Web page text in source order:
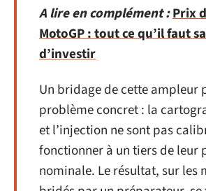
A lire en complément :Prix
MotoGP : tout ce qu’il faut
d’investir
Un bridage de cette ampleur
problème concret : la
et l’injection ne sont pas
fonctionner à un tiers de leur
nominale. Le résultat, sur les